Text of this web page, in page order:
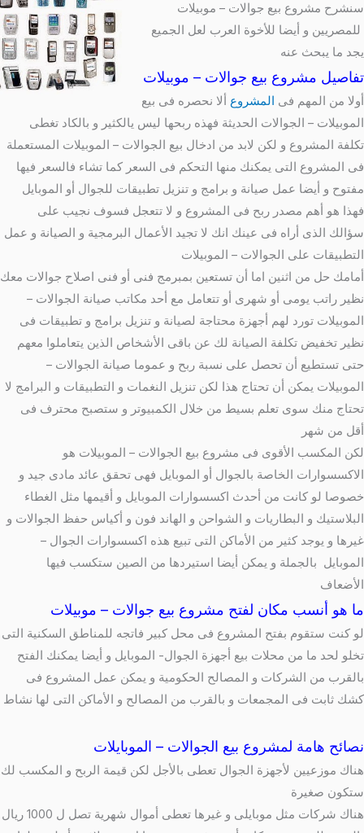
سنشرح مشروع بيع جوالات – موبيلات
للمصريين و أيضا للأخوة العرب لعل الجميع
يجد ما يبحث عنه
تفاصيل مشروع بيع جوالات – موبيلات
أولا من المهم فى المشروع ألا نحصره فى بيع
الموبيلات – الجوالات الحديثة فهذه ربحها ليس يالكثير و بالكاد تغطى
تكلفة المشروع و لكن لابد من ادخال بيع الجوالات – الموبيلات المستعملة
فى المشروع التى يمكنك منها التحكم فى السعر كما تشاء فالسعر فيها
مفتوح و أيضا عمل صيانة و برامج و تنزيل تطبيقات للجوال أو الموبايل
فهذا هو أهم مصدر ربح فى المشروع و لا تتعجل فسوف نجيب على
سؤالك الذى أراه فى عينك انك لا تجيد الأعمال البرمجية و الصيانة و عمل
التطبيقات على الجوالات – الموبيلات
أمامك حل من اثنين اما أن تستعين بمبرمج فنى أو فنى اصلاح جوالات معك
نظير راتب يومى أو شهرى أو تتعامل مع أحد مكاتب صيانة الجوالات –
الموبيلات تورد لهم أجهزة محتاجة لصيانة و تنزيل برامج و تطبيقات فى
نظير تخفيض تكلفة الصيانة لك عن باقى الأشخاص الذين يتعاملوا معهم
حتى تستطيع أن تحصل على نسبة ربح و عموما صيانة الجوالات –
الموبيلات يمكن أن تحتاج هذا لكن تنزيل النغمات و التطبيقات و البرامج لا
تحتاج منك سوى تعلم بسيط من خلال الكمبيوتر و ستصبح محترف فى
أقل من شهر
لكن المكسب الأقوى فى مشروع بيع الجوالات – الموبيلات هو
الاكسسوارات الخاصة بالجوال أو الموبايل فهى تحقق عائد مادى جيد و
خصوصا لو كانت من أحدث اكسسوارات الموبايل و أقيمها مثل الغطاء
البلاستيك و البطاريات و الشواحن و الهاند فون و أكياس حفظ الجوالات و
غيرها و يوجد كثير من الأماكن التى تبيع هذه اكسسوارات الجوال –
الموبايل بالجملة و يمكن أيضا استيردها من الصين ستكسب فيها
الأضعاف
ما هو أنسب مكان لفتح مشروع بيع جوالات – موبيلات
لو كنت ستقوم بفتح المشروع فى محل كبير فاتجه للمناطق السكنية التى
تخلو لحد ما من محلات بيع أجهزة الجوال- الموبايل و أيضا يمكنك الفتح
بالقرب من الشركات و المصالح الحكومية و يمكن عمل المشروع فى
كشك ثابت فى المجمعات و بالقرب من المصالح و الأماكن التى لها نشاط
نصائح هامة لمشروع بيع الجوالات – الموبايلات
هناك موزعيين لأجهزة الجوال تعطى بالأجل لكن قيمة الربح و المكسب لك
ستكون صغيرة
هناك شركات مثل موبايلى و غيرها تعطى أموال شهرية تصل ل 1000 ريال